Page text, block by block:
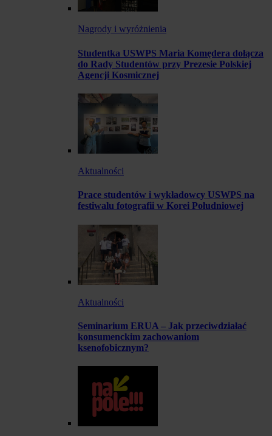
Nagrody i wyróżnienia
Studentka USWPS Maria Komędera dołącza
do Rady Studentów przy Prezesie Polskiej
Agencji Kosmicznej
Aktualności
Prace studentów i wykładowcy USWPS na
festiwalu fotografii w Korei Południowej
Aktualności
Seminarium ERUA – Jak przeciwdziałać
konsumenckim zachowaniom
ksenofobicznym?